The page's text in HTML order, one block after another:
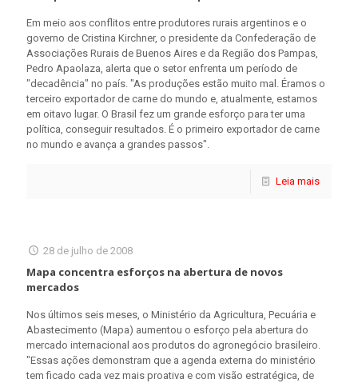
Em meio aos conflitos entre produtores rurais argentinos e o
governo de Cristina Kirchner, o presidente da Confederação de
Associações Rurais de Buenos Aires e da Região dos Pampas,
Pedro Apaolaza, alerta que o setor enfrenta um período de
"decadência" no país. "As produções estão muito mal. Éramos o
terceiro exportador de carne do mundo e, atualmente, estamos
em oitavo lugar. O Brasil fez um grande esforço para ter uma
política, conseguir resultados. É o primeiro exportador de carne
no mundo e avança a grandes passos".
Leia mais
28 de julho de 2008
Mapa concentra esforços na abertura de novos
mercados
Nos últimos seis meses, o Ministério da Agricultura, Pecuária e
Abastecimento (Mapa) aumentou o esforço pela abertura do
mercado internacional aos produtos do agronegócio brasileiro.
"Essas ações demonstram que a agenda externa do ministério
tem ficado cada vez mais proativa e com visão estratégica, de